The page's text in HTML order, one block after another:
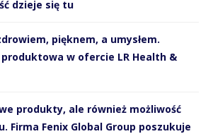
dzieje się tu
pięknem, a umysłem.
w ofercie LR Health &
produkty, ale również możliwość
Firma Fenix Global Group poszukuje